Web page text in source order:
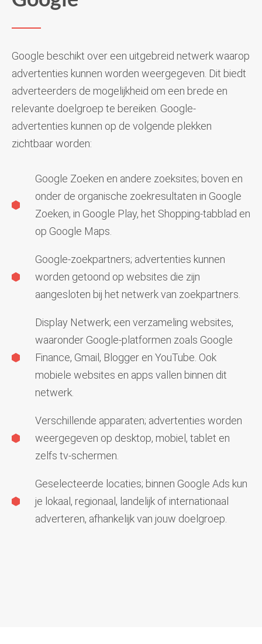
Google beschikt over een uitgebreid netwerk waarop
advertenties kunnen worden weergegeven. Dit biedt
adverteerders de mogelijkheid om een brede en
relevante doelgroep te bereiken. Google-
advertenties kunnen op de volgende plekken
zichtbaar worden:
Google Zoeken en andere zoeksites; boven en
onder de organische zoekresultaten in Google
Zoeken, in Google Play, het Shopping-tabblad en
op Google Maps.
Google-zoekpartners; advertenties kunnen
worden getoond op websites die zijn
aangesloten bij het netwerk van zoekpartners.
Display Netwerk; een verzameling websites,
waaronder Google-platformen zoals Google
Finance, Gmail, Blogger en YouTube. Ook
mobiele websites en apps vallen binnen dit
netwerk.
Verschillende apparaten; advertenties worden
weergegeven op desktop, mobiel, tablet en
zelfs tv-schermen.
Geselecteerde locaties; binnen Google Ads kun
je lokaal, regionaal, landelijk of internationaal
adverteren, afhankelijk van jouw doelgroep.